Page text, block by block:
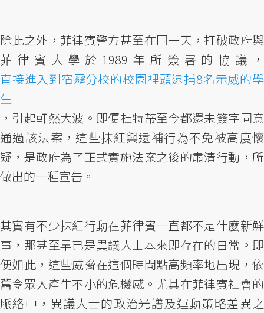
除此之外，菲律賓警方甚至在同一天，打破政府與
菲律賓大學於1989年所簽署的協議，
直接進入到宿霧分校的校園裡頭逮捕8名示威的學
生
，引起軒然大波。即便杜特蒂至今都還未簽字同意
通過該法案，這些抹紅與逮補行為不免被高度懷
疑，是政府為了正式實施法案之後的肅清行動，所
做出的一種宣告。
其實有不少抹紅行動在菲律賓一直都不是什麼新鮮
事，那甚至早已是異議人士本來即存在的日常。即
便如此，這些威脅在這個時間點高頻率地出現，依
舊令眾人產生不小的危機感。尤其在菲律賓社會的
脈絡中，異議人士的政治光譜及運動策略差異之